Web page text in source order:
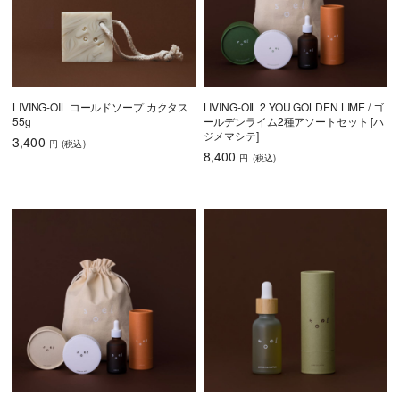
LIVING-OIL コールドソープ カクタス
55g
3,400 円 (税込)
LIVING-OIL 2 YOU GOLDEN LIME / ゴ
ールデンライム2種アソートセット [ハ
ジメマシテ]
8,400 円 (税込)